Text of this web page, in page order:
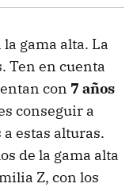
gama alta. La
Ten en cuenta
con 7 años
conseguir a
estas alturas.
de la gama alta
Z, con los